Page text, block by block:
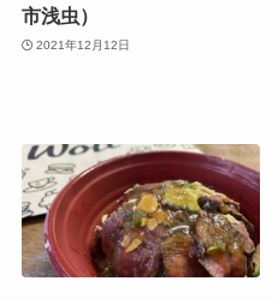
市浅虫）
2021年12月12日